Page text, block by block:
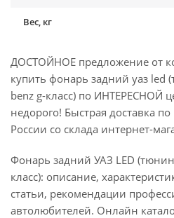
Вес, кг
ДОСТОЙНОЕ предложение от
купить фонарь задний уаз led
benz g-класс) по ИНТЕРЕСНОЙ
недорого! Быстрая доставка
России со склада интернет-
Фонарь задний УАЗ LED
класс): описание,
статьи, рекомендации
автолюбителей. Онлайн